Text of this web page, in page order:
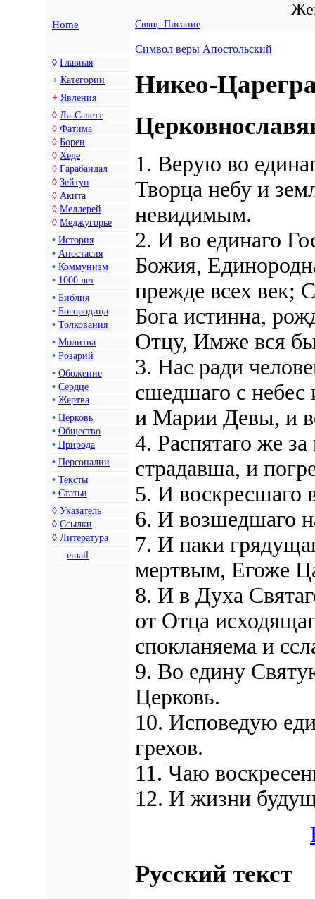
Home Свящ. Писание
◊ Главная
+ Категории
+ Явления
◊ Ла-Салетт
◊ Фатима
◊ Борен
◊ Хеде
◊ Гарабандал
◊ Зейтун
◊ Акита
◊ Меллерей
◊ Меджугорье
• История
• Апостасия
• Коммунизм
• 1000 лет
• Библия
• Богородица
• Толкования
• Молитва
• Розарий
• Обожение
• Сердце
• Жертва
• Церковь
• Общество
• Природа
• Персоналии
• Тексты
• Статьи
◊ Указатель
◊ Ссылки
◊ Литература
email
Символ веры Апостольский
Никео-
1. Верую во
Творца небу и
невидимым.
2. И во единаго
Божия,
прежде всех век;
Бога истинна,
Отцу, Имже вся
3. Нас ради
сшедшаго с небес
и Марии Девы, и
4. Распятаго же
страдавша, и
5. И воскресшаго
6. И возшедшаго
7. И паки
мертвым, Егоже
8. И в Духа
от Отца
спокланяема и
9. Во едину
Церковь.
10. Исповедую
грехов.
11. Чаю
12. И жизни
Русский текст